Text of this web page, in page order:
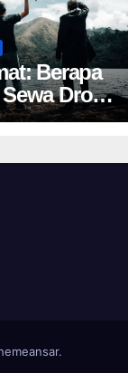
Berapa
Drone
.